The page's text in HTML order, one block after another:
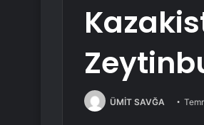
ÜMİT SAVĞA